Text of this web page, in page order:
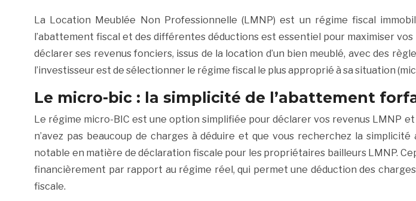
La Location Meublée Non Professionnelle (LMNP) est un régime fiscal
l’abattement fiscal et des différentes déductions est essentiel pour maximiser
déclarer ses revenus fonciers, issus de la location d’un bien meublé, avec des
l’investisseur est de sélectionner le régime fiscal le plus approprié à sa situation
Le micro-bic : la simplicité de l’abattement
Le régime micro-BIC est une option simplifiée pour déclarer vos revenus LMNP
n’avez pas beaucoup de charges à déduire et que vous recherchez la
notable en matière de déclaration fiscale pour les propriétaires bailleurs LMNP.
financièrement par rapport au régime réel, qui permet une déduction des
fiscale.